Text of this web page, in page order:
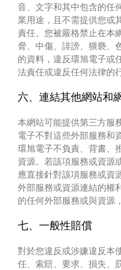
音、文字和其中包含的任
業用途，且不需提供您或
責任。您被嚴格禁止在本
脅、中傷、誹謗、猥褻、
的資料，違反環旭電子或
法責任或違反任何法律的
六、連結其他網站和
本網站可能提供第三方服
電子不對這些外部服務和
環旭電子不負責、背書、
資源。若該項服務或資源
應直接針對該項服務或資
外部服務或資源連結的權
的任何外部服務或與資源
七、一般性賠償
對於您違反或涉嫌違反本
任、索賠、要求、損失、